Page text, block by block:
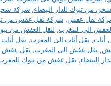
من تبوك للدار البيضاء, شركة
نقل عفش, شركة نقل عفش من
الى المغرب, لنقل العفش من
أثاث, نقل أثاث الى المغرب, نقل
, نقل عفش الى المغرب, نقل عفش
البيضاء, نقل عفش من تبوك